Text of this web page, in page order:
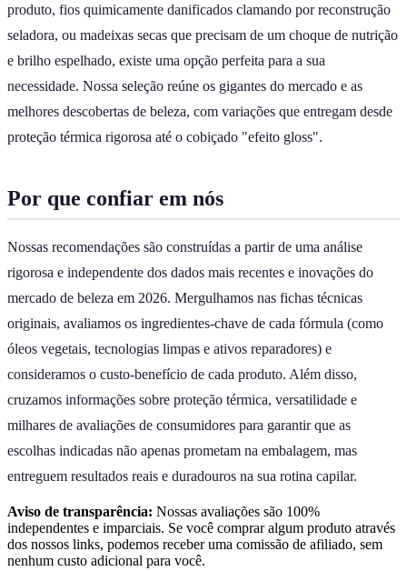
produto, fios quimicamente danificados clamando por reconstrução
seladora, ou madeixas secas que precisam de um choque de nutrição
e brilho espelhado, existe uma opção perfeita para a sua
necessidade. Nossa seleção reúne os gigantes do mercado e as
melhores descobertas de beleza, com variações que entregam desde
proteção térmica rigorosa até o cobiçado "efeito gloss".
Por que confiar em nós
Nossas recomendações são construídas a partir de uma análise
rigorosa e independente dos dados mais recentes e inovações do
mercado de beleza em 2026. Mergulhamos nas fichas técnicas
originais, avaliamos os ingredientes-chave de cada fórmula (como
óleos vegetais, tecnologias limpas e ativos reparadores) e
consideramos o custo-benefício de cada produto. Além disso,
cruzamos informações sobre proteção térmica, versatilidade e
milhares de avaliações de consumidores para garantir que as
escolhas indicadas não apenas prometam na embalagem, mas
entreguem resultados reais e duradouros na sua rotina capilar.
Aviso de transparência: Nossas avaliações são 100%
independentes e imparciais. Se você comprar algum produto através
dos nossos links, podemos receber uma comissão de afiliado, sem
nenhum custo adicional para você.